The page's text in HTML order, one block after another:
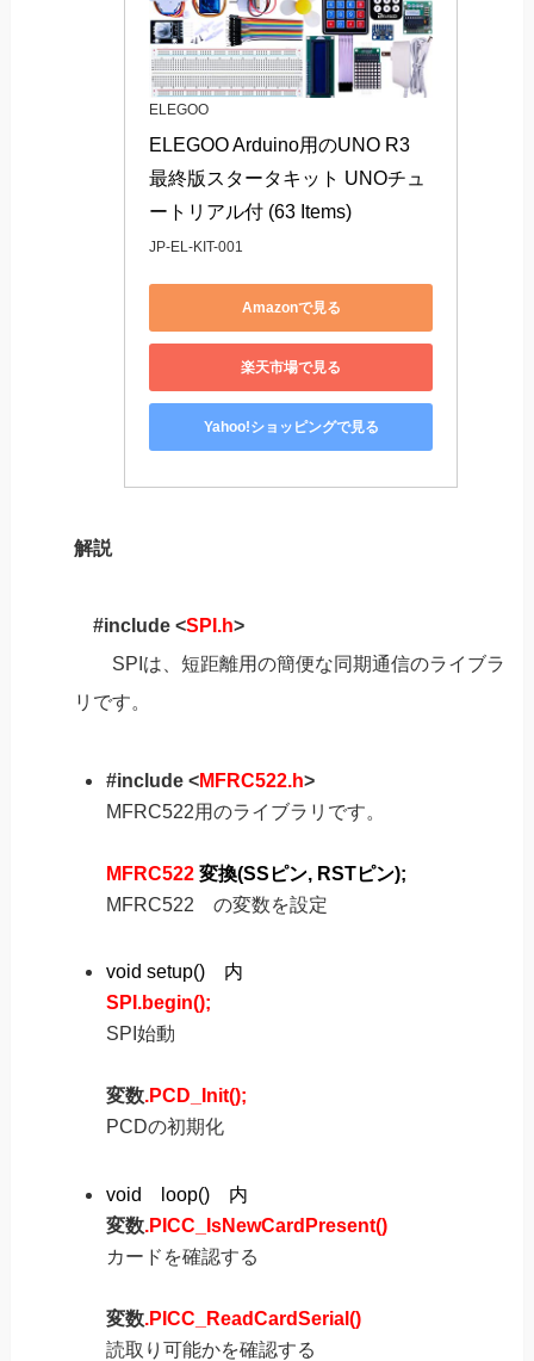
ELEGOO
ELEGOO Arduino用のUNO R3
最終版スタータキット UNOチュ
ートリアル付 (63 Items)
JP-EL-KIT-001
Amazonで見る
楽天市場で見る
Yahoo!ショッピングで見る
解説
#include <SPI.h>
SPIは、短距離用の簡便な同期通信のライブラ
リです。
#include <MFRC522.h>
MFRC522用のライブラリです。
MFRC522変換(SSピン, RSTピン);
MFRC522 の変数を設定
void setup() 内
SPI.begin();
SPI始動
変数.PCD_Init();
PCDの初期化
void loop() 内
変数.PICC_IsNewCardPresent()
カードを確認する
変数.PICC_ReadCardSerial()
読取り可能かを確認する